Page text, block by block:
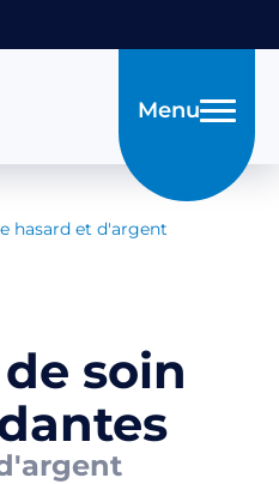
Menu
hasard et d'argent
soin